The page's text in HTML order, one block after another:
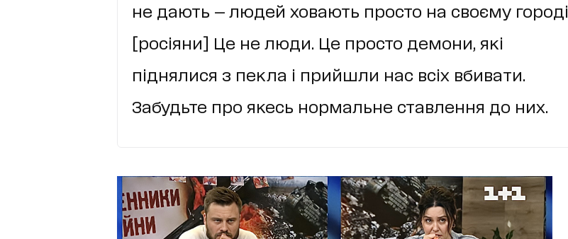
не дають — людей ховають просто на своєму городі.
[росіяни] Це не люди. Це просто демони, які
піднялися з пекла і прийшли нас всіх вбивати.
Забудьте про якесь нормальне ставлення до них.